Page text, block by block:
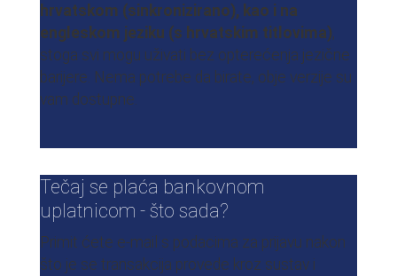
hrvatskom (sinkronizirano), kao i na
engleskom jeziku (s hrvatskim titlovima),
stoga svi mogu uživati bez opterećenja jezične
barijere. Nema potrebe da birate, obje verzije su
vam dostupne.
Tečaj se plaća bankovnom
uplatnicom - što sada?
Primit ćete e-mail s podacima za prijavu nakon
što je se transakcija provede kroz sustav i